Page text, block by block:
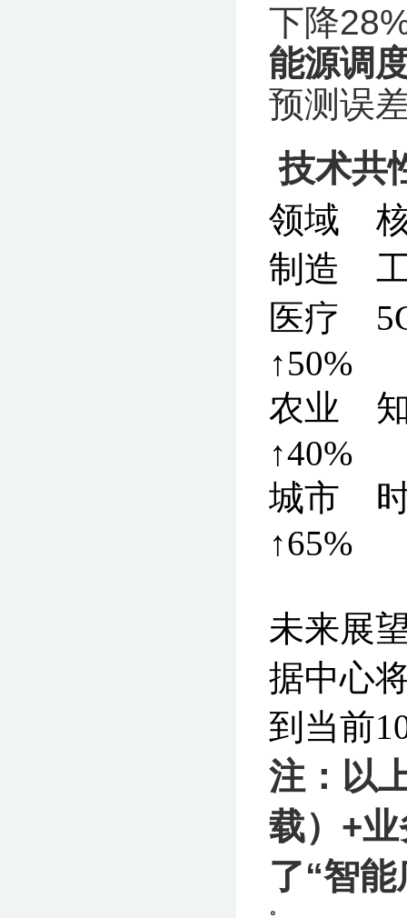
下降
能源调
预测误
‌技术共
领域
制造
医疗
↑50%
农业
↑40%
城市
↑65%
未来展
据中心
到当前
注：以
载）+‌
了“智
。